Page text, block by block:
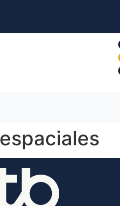
espaciales